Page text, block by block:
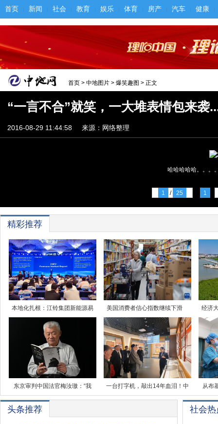
首页 新闻 社会 教育 娱乐 体育 房产 汽车 健康
首页 > 中地图片 > 爆笑趣图 > 正文
“一言不合”就笑，一大堆表情包来袭
2016-08-29 11:44:58 来源：网络整理
哈哈哈哈哈。。。
1 / 25 1
精彩推荐
本地化扎根：江铃集团新能源易 美国消费者信心指数继续下滑 经济
东京审判中国法官梅汝璈：“我 一台打字机，敲出14年血泪！中 从布
头条推荐 社会热